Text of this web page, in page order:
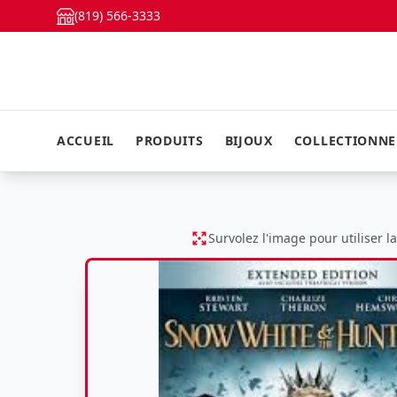
(819) 566-3333
ACCUEIL PRODUITS BIJOUX
Survolez l'image pour utiliser